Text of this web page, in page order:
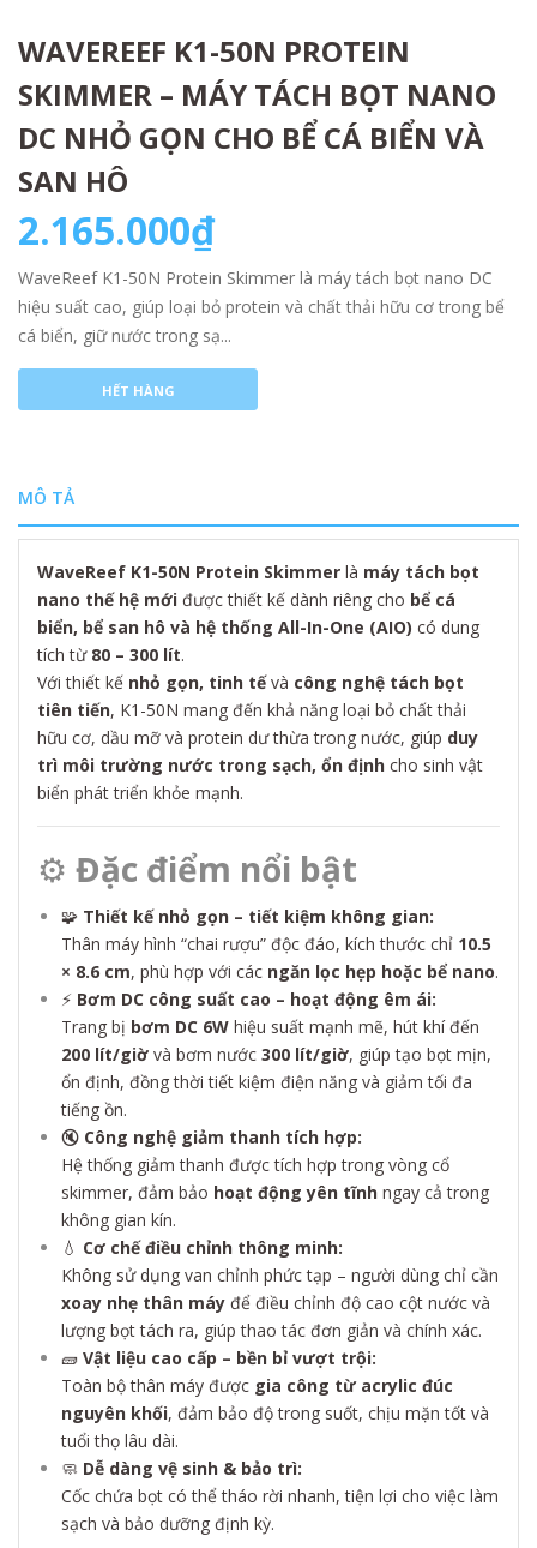
WAVEREEF K1-50N PROTEIN
SKIMMER – MÁY TÁCH BỌT NANO
DC NHỎ GỌN CHO BỂ CÁ BIỂN VÀ
SAN HÔ
2.165.000₫
WaveReef K1-50N Protein Skimmer là máy tách bọt nano DC
hiệu suất cao, giúp loại bỏ protein và chất thải hữu cơ trong bể
cá biển, giữ nước trong sạ...
HẾT HÀNG
MÔ TẢ
WaveReef K1-50N Protein Skimmer là máy tách bọt
nano thế hệ mới được thiết kế dành riêng cho bể cá
biển, bể san hô và hệ thống All-In-One (AIO) có dung
tích từ 80 – 300 lít.
Với thiết kế nhỏ gọn, tinh tếvà công nghệ tách bọt
tiên tiến, K1-50N mang đến khả năng loại bỏ chất thải
hữu cơ, dầu mỡ và protein dư thừa trong nước, giúp duy
trì môi trường nước trong sạch, ổn định cho sinh vật
biển phát triển khỏe mạnh.
⚙️ Đặc điểm nổi bật
🧩 Thiết kế nhỏ gọn – tiết kiệm không gian:
Thân máy hình “chai rượu” độc đáo, kích thước chỉ 10.5
× 8.6 cm, phù hợp với các ngăn lọc hẹp hoặc bể nano.
⚡ Bơm DC công suất cao – hoạt động êm ái:
Trang bị bơm DC 6W hiệu suất mạnh mẽ, hút khí đến
200 lít/giờ và bơm nước 300 lít/giờ, giúp tạo bọt mịn,
ổn định, đồng thời tiết kiệm điện năng và giảm tối đa
tiếng ồn.
🔇 Công nghệ giảm thanh tích hợp:
Hệ thống giảm thanh được tích hợp trong vòng cổ
skimmer, đảm bảo hoạt động yên tĩnh ngay cả trong
không gian kín.
💧 Cơ chế điều chỉnh thông minh:
Không sử dụng van chỉnh phức tạp – người dùng chỉ cần
xoay nhẹ thân máy để điều chỉnh độ cao cột nước và
lượng bọt tách ra, giúp thao tác đơn giản và chính xác.
🧱 Vật liệu cao cấp – bền bỉ vượt trội:
Toàn bộ thân máy được gia công từ acrylic đúc
nguyên khối, đảm bảo độ trong suốt, chịu mặn tốt và
tuổi thọ lâu dài.
🧼 Dễ dàng vệ sinh & bảo trì:
Cốc chứa bọt có thể tháo rời nhanh, tiện lợi cho việc làm
sạch và bảo dưỡng định kỳ.